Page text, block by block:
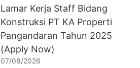
Lamar Kerja Staff Bidang
Konstruksi PT KA Properti
Pangandaran Tahun 2025
(Apply Now)
07/08/2026